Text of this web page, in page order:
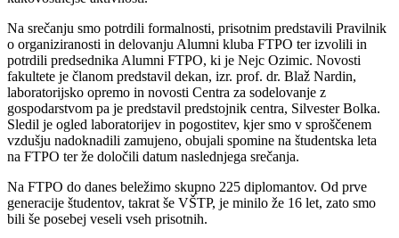
Na srečanju smo potrdili formalnosti, prisotnim predstavili Pravilnik
o organiziranosti in delovanju Alumni kluba FTPO ter izvolili in
potrdili predsednika Alumni FTPO, ki je Nejc Ozimic. Novosti
fakultete je članom predstavil dekan, izr. prof. dr. Blaž Nardin,
laboratorijsko opremo in novosti Centra za sodelovanje z
gospodarstvom pa je predstavil predstojnik centra, Silvester Bolka.
Sledil je ogled laboratorijev in pogostitev, kjer smo v sproščenem
vzdušju nadoknadili zamujeno, obujali spomine na študentska leta
na FTPO ter že določili datum naslednjega srečanja.
Na FTPO do danes beležimo skupno 225 diplomantov. Od prve
generacije študentov, takrat še VŠTP, je minilo že 16 let, zato smo
bili še posebej veseli vseh prisotnih.